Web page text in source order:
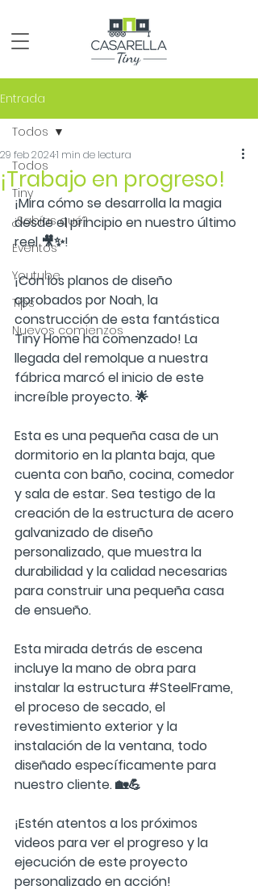
Entrada
Todos
Tiny
¿Sabías qué?
Eventos
Youtube
Tips
Nuevos comienzos
Todos
¡Trabajo en progreso!
29 feb 20241 min de lectura
¡Mira cómo se desarrolla la magia
desde el principio en nuestro último
reel 🎥✨!
¡Con los planos de diseño
aprobados por Noah, la
construcción de esta fantástica
Tiny Home ha comenzado! La
llegada del remolque a nuestra
fábrica marcó el inicio de este
increíble proyecto. 🌟
Esta es una pequeña casa de un
dormitorio en la planta baja, que
cuenta con baño, cocina, comedor
y sala de estar. Sea testigo de la
creación de la estructura de acero
galvanizado de diseño
personalizado, que muestra la
durabilidad y la calidad necesarias
para construir una pequeña casa
de ensueño.
Esta mirada detrás de escena
incluye la mano de obra para
instalar la estructura #SteelFrame,
el proceso de secado, el
revestimiento exterior y la
instalación de la ventana, todo
diseñado específicamente para
nuestro cliente. 🏡💪
¡Estén atentos a los próximos
videos para ver el progreso y la
ejecución de este proyecto
personalizado en acción!